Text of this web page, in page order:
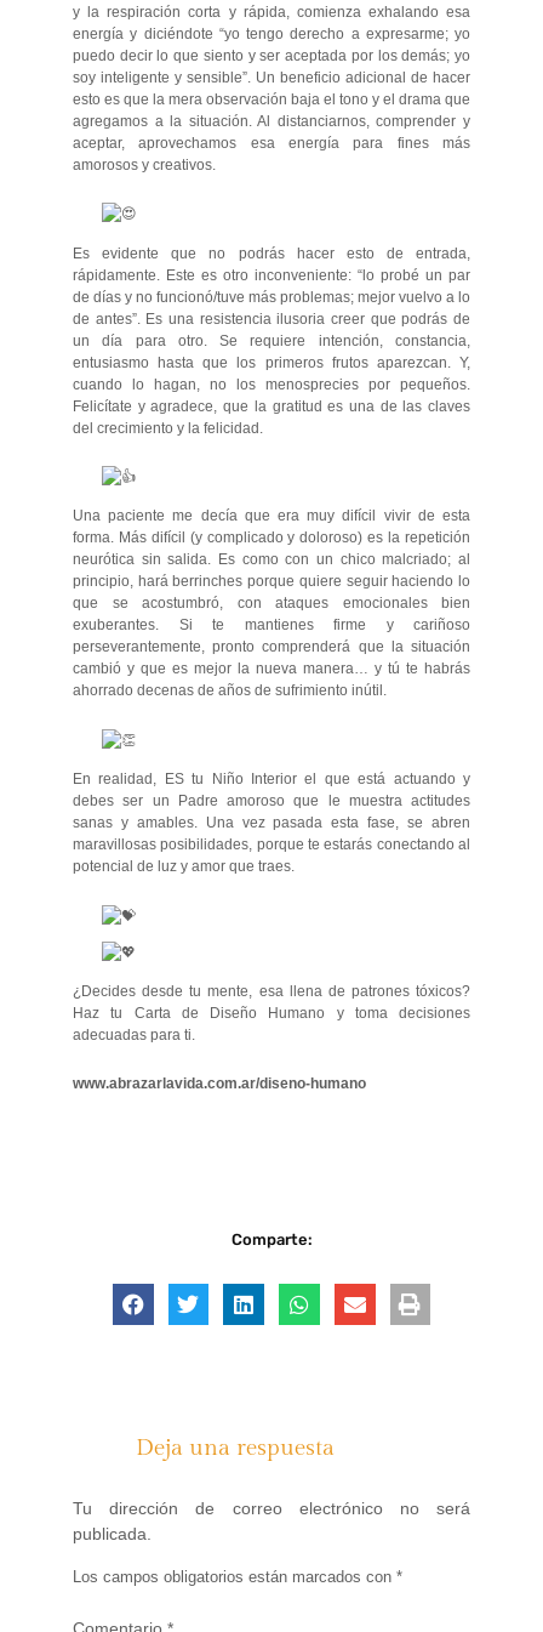
y la respiración corta y rápida, comienza exhalando esa
energía y diciéndote “yo tengo derecho a expresarme; yo
puedo decir lo que siento y ser aceptada por los demás; yo
soy inteligente y sensible”. Un beneficio adicional de hacer
esto es que la mera observación baja el tono y el drama que
agregamos a la situación. Al distanciarnos, comprender y
aceptar, aprovechamos esa energía para fines más
amorosos y creativos.
Es evidente que no podrás hacer esto de entrada,
rápidamente. Este es otro inconveniente: “lo probé un par
de días y no funcionó/tuve más problemas; mejor vuelvo a lo
de antes”. Es una resistencia ilusoria creer que podrás de
un día para otro. Se requiere intención, constancia,
entusiasmo hasta que los primeros frutos aparezcan. Y,
cuando lo hagan, no los menosprecies por pequeños.
Felicítate y agradece, que la gratitud es una de las claves
del crecimiento y la felicidad.
Una paciente me decía que era muy difícil vivir de esta
forma. Más difícil (y complicado y doloroso) es la repetición
neurótica sin salida. Es como con un chico malcriado; al
principio, hará berrinches porque quiere seguir haciendo lo
que se acostumbró, con ataques emocionales bien
exuberantes. Si te mantienes firme y cariñoso
perseverantemente, pronto comprenderá que la situación
cambió y que es mejor la nueva manera… y tú te habrás
ahorrado decenas de años de sufrimiento inútil.
En realidad, ES tu Niño Interior el que está actuando y
debes ser un Padre amoroso que le muestra actitudes
sanas y amables. Una vez pasada esta fase, se abren
maravillosas posibilidades, porque te estarás conectando al
potencial de luz y amor que traes.
¿Decides desde tu mente, esa llena de patrones tóxicos?
Haz tu Carta de Diseño Humano y toma decisiones
adecuadas para ti.
www.abrazarlavida.com.ar/diseno-humano
Comparte:
Deja una respuesta
Tu dirección de correo electrónico no será
publicada.
Los campos obligatorios están marcados con *